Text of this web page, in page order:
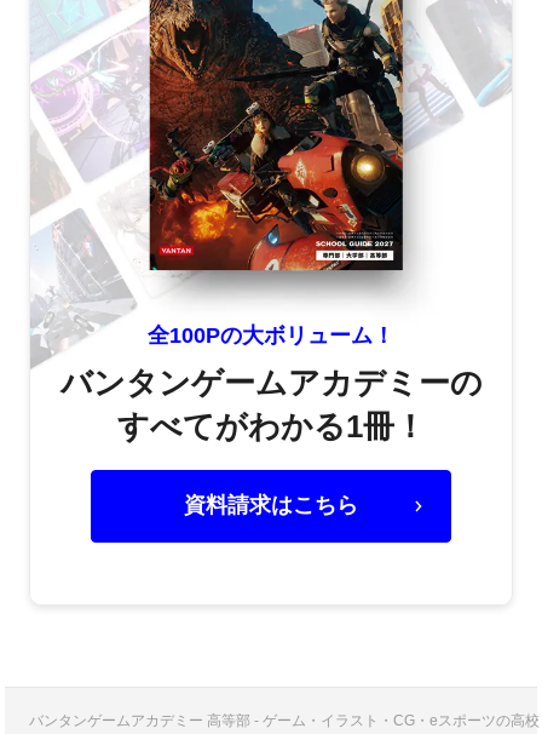
全100Pの大ボリューム！
バンタンゲームアカデミーの
すべてがわかる1冊！
資料請求はこちら
バンタンゲームアカデミー 高等部 - ゲーム・イラスト・CG・eスポーツの高